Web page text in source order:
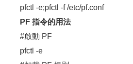
pfctl -e;pfctl -f /etc/pf.conf
PF 指令的用法
#啟動 PF
pfctl -e